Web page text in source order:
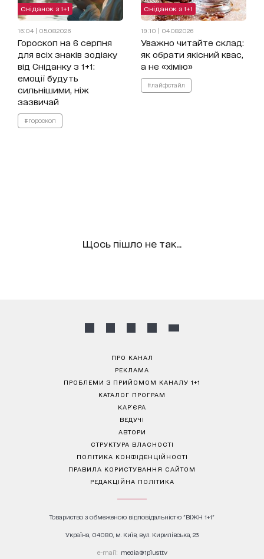
Сніданок з 1+1
16:04 | 05.08.2026
Гороскоп на 6 серпня
для всіх знаків зодіаку
від Сніданку з 1+1:
емоції будуть
сильнішими, ніж
зазвичай
#гороскоп
Сніданок з 1+1
19:10 | 04.08.2026
Уважно читайте склад:
як обрати якісний квас,
а не «хімію»
#лайфстайл
Щось пішло не так...
ПРО КАНАЛ
РЕКЛАМА
ПРОБЛЕМИ З ПРИЙОМОМ КАНАЛУ 1+1
КАТАЛОГ ПРОГРАМ
КАР’ЄРА
ВЕДУЧІ
АВТОРИ
СТРУКТУРА ВЛАСНОСТІ
ПОЛІТИКА КОНФІДЕНЦІЙНОСТІ
ПРАВИЛА КОРИСТУВАННЯ САЙТОМ
РЕДАКЦІЙНА ПОЛІТИКА
Товариство з обмеженою відповідальністю "ВІЖН 1+1"
Україна, 04080, м. Київ, вул. Кирилівська, 23
е-mail: media@1plus1.tv